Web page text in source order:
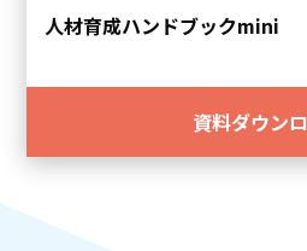
人材育成ハンドブックmini
資料ダウン